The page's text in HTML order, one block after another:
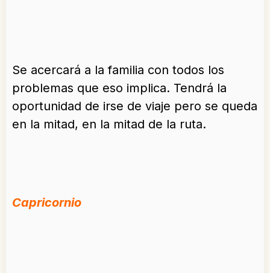
Se acercará a la familia con todos los
problemas que eso implica. Tendrá la
oportunidad de irse de viaje pero se queda
en la mitad, en la mitad de la ruta.
Capricornio